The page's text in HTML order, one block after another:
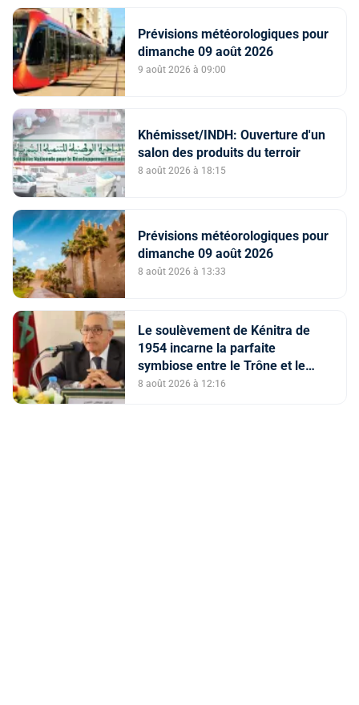
Prévisions météorologiques pour
dimanche 09 août 2026
9 août 2026 à 09:00
Khémisset/INDH: Ouverture d'un
salon des produits du terroir
8 août 2026 à 18:15
Prévisions météorologiques pour
dimanche 09 août 2026
8 août 2026 à 13:33
Le soulèvement de Kénitra de
1954 incarne la parfaite
symbiose entre le Trône et le
peuple et l’unité de volonté et de
8 août 2026 à 12:16